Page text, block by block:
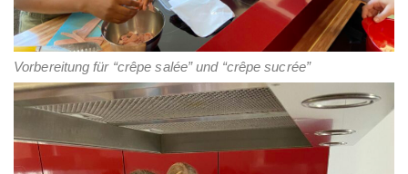
Vorbereitung für “crêpe salée” und “crêpe sucrée”